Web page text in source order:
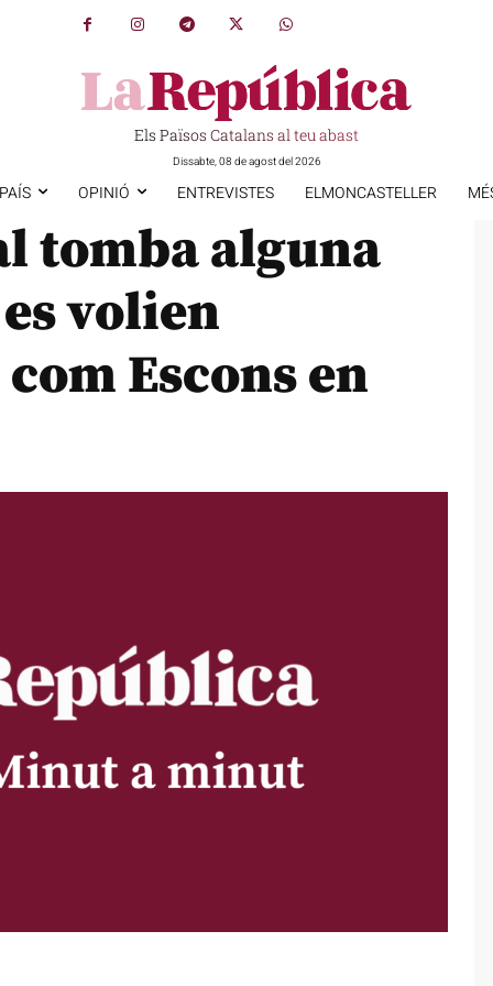
Els Països Catalans al teu abast
Dissabte, 08 de agost del 2026
PAÍS OPINIÓ ENTREVISTES ELMONCASTELLER
tomba alguna
volien
Escons en